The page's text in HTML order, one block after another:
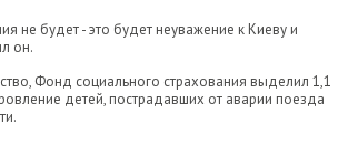
не будет - это будет неуважение к Киеву и
он.
Фонд социального страхования выделил 1,1
детей, пострадавших от аварии поезда